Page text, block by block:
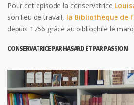
Pour cet épisode la conservatrice
son lieu de travail, la Bibliothèque de
depuis 1756 grâce au bibliophile le
CONSERVATRICE PAR HASARD ET PAR PASSION